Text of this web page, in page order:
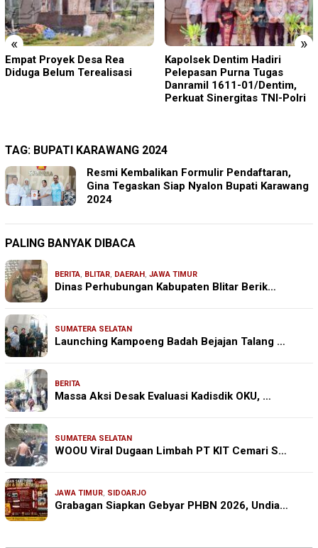
« »
Kapolsek Dentim Hadiri
Pelepasan Purna Tugas
Polres Jember Masifkan
Edukasi Berkendara Aman di
Titik Rawan Kecelakaan
TAG: BUPATI KARAWANG 2024
Resmi Kembalikan Formulir Pendaftaran,
Gina Tegaskan Siap Nyalon Bupati Karawang
2024
PALING BANYAK DIBACA
BERITA, BLITAR, DAERAH , JAWA TIMUR
Dinas Perhubungan Kabupaten Blitar Berik…
SUMATERA SELATAN
Launching Kampoeng Badah Bejajan Talang …
BERITA
Massa Aksi Desak Evaluasi Kadisdik OKU, …
SUMATERA SELATAN
WOOU Viral Dugaan Limbah PT KIT Cemari S…
JAWA TIMUR, SIDOARJO
Grabagan Siapkan Gebyar PHBN 2026, Undia…